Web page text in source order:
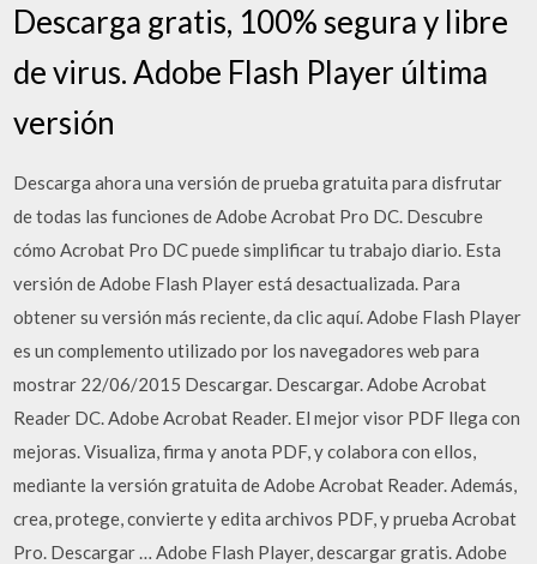
Descarga gratis, 100% segura y libre
de virus. Adobe Flash Player última
versión
Descarga ahora una versión de prueba gratuita para disfrutar
de todas las funciones de Adobe Acrobat Pro DC. Descubre
cómo Acrobat Pro DC puede simplificar tu trabajo diario. Esta
versión de Adobe Flash Player está desactualizada. Para
obtener su versión más reciente, da clic aquí. Adobe Flash Player
es un complemento utilizado por los navegadores web para
mostrar 22/06/2015 Descargar. Descargar. Adobe Acrobat
Reader DC. Adobe Acrobat Reader. El mejor visor PDF llega con
mejoras. Visualiza, firma y anota PDF, y colabora con ellos,
mediante la versión gratuita de Adobe Acrobat Reader. Además,
crea, protege, convierte y edita archivos PDF, y prueba Acrobat
Pro. Descargar … Adobe Flash Player, descargar gratis. Adobe